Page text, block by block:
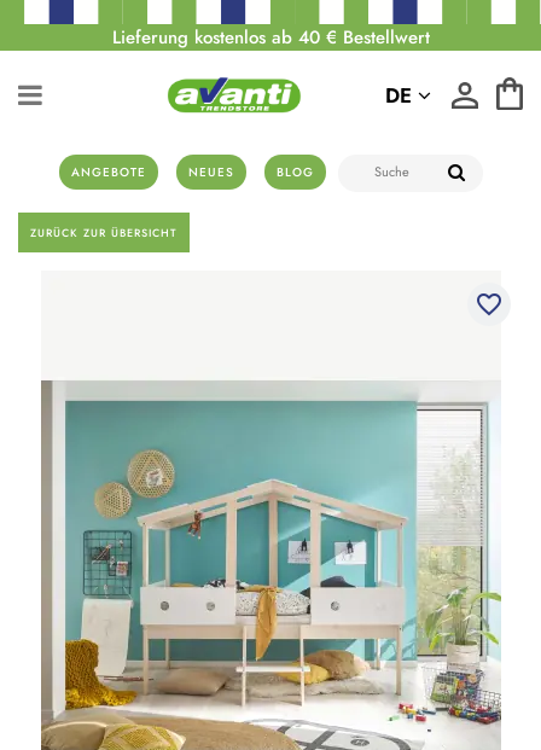
Lieferung kostenlos ab 40 € Bestellwert
ANGEBOTE NEUES BLOG
DE
ZURÜCK ZUR ÜBERSICHT
favorite_border